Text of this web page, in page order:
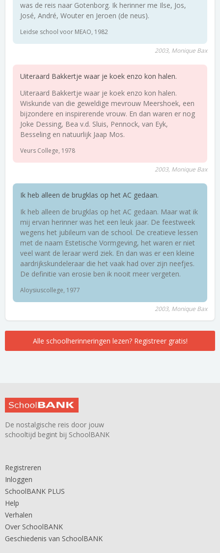
was de reis naar Gotenborg. Ik herinner me Ilse, Jos,
José, André, Wouter en Jeroen (de neus).
Leidse school voor MEAO, 1982
2003, Monique Bax
Uiteraard Bakkertje waar je koek enzo kon halen.
Uiteraard Bakkertje waar je koek enzo kon halen.
Wiskunde van die geweldige mevrouw Meershoek, een
bijzondere en inspirerende vrouw. En dan waren er nog
Joke Dessing, Bea v.d. Sluis, Pennock, van Eyk,
Besseling en natuurlijk Jaap Mos.
Veurs College, 1978
2003, Monique Bax
Ik heb alleen de brugklas op het AC gedaan.
Ik heb alleen de brugklas op het AC gedaan. Maar wat ik
mij ervan herinner was het een leuk jaar. De feestweek
wegens het jubileum van de school. De creatieve lessen
met de naam Estetische Vormgeving, het waren er niet
veel want de leraar werd ziek. En dan was er een kleine
aardrijkskundeleraar die het vaak had over zijn neefjes.
De definitie van erosie ben ik nooit meer vergeten.
Aloysiuscollege, 1977
2003, Monique Bax
Alle schoolherinneringen lezen? Registreer gratis!
De nostalgische reis door jouw
schooltijd begint bij SchoolBANK
Registreren
Inloggen
SchoolBANK PLUS
Help
Verhalen
Over SchoolBANK
Geschiedenis van SchoolBANK